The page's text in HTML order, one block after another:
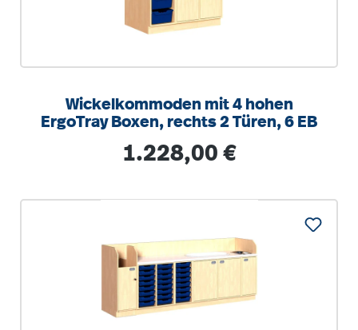
Wickelkommoden mit 4 hohen
ErgoTray Boxen, rechts 2 Türen, 6 EB
Regulärer Preis:
1.228,00 €